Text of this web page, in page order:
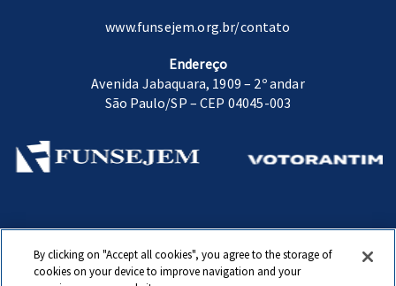
www.funsejem.org.br/contato
Endereço
Avenida Jabaquara, 1909 – 2º andar
São Paulo/SP – CEP 04045-003
www.funsejem.org.br
By clicking on "Accept all cookies", you agree to the storage of
cookies on your device to improve navigation and your